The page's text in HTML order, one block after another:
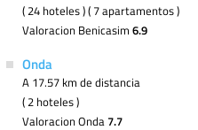
( 24 hoteles ) ( 7 apartamentos )
Valoracion Benicasim 6.9
Onda
A 17.57 km de distancia
( 2 hoteles )
Valoracion Onda 7.7